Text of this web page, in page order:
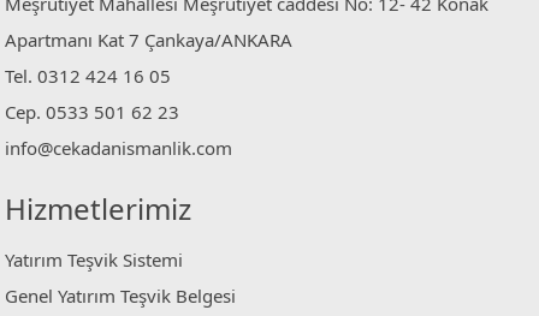
Apartmanı Kat 7 Çankaya/ANKARA
Tel. 0312 424 16 05
Cep. 0533 501 62 23
info@cekadanismanlik.com
Hizmetlerimiz
Yatırım Teşvik Sistemi
Genel Yatırım Teşvik Belgesi